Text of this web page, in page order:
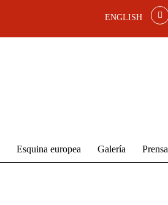
ENGLISH
Esquina europea Galería Prensa